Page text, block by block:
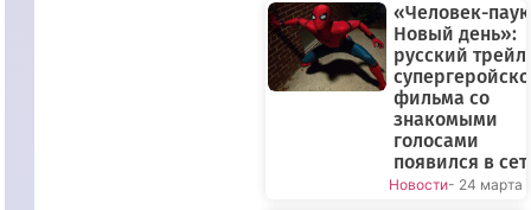
«Человек-
Новый день»:
русский
фильма со
знакомыми
голосами
появился в
Новости- 24 марта